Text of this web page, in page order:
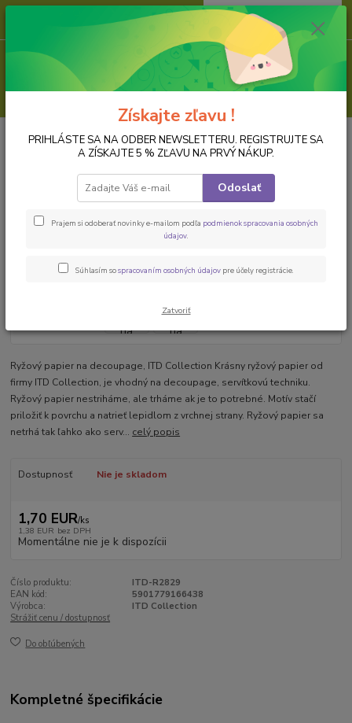
Menu
Hľadať
ks
za 0,00 EUR
Úvod PAPIER NA DECOUPAGE Ryžové papiere, formát A4
Ryžový
papier na decoupage ITD-R2829
Ryžový papier na decoupage ITD-
Ryžový papier na decoupage, ITD Collection Krásny ryžový papier od
firmy ITD Collection, je vhodný na decoupage, servítkovú techniku.
Ryžový papier nestriháme, ale trháme ak je to potrebné. Motív stačí
priložiť k povrchu a natrieť lepidlom z vrchnej strany. Ryžový papier sa
netrhá tak ľahko ako serv... celý popis
Dostupnosť Nie je skladom
1,70 EUR/ks
1,38 EUR bez DPH
Momentálne nie je k dispozícii
Číslo produktu:
ITD-R2829
EAN kód:
5901779166438
Výrobca:
ITD Collection
Strážiť cenu / dostupnosť
Do obľúbených
Kompletné špecifikácie
Získajte zľavu !
PRIHLÁSTE SA NA ODBER NEWSLETTERU. REGISTRUJTE SA
A ZÍSKAJTE 5 % ZĽAVU NA PRVÝ NÁKUP.
Odoslať
Prajem si odoberať novinky e-mailom podľa podmienok spracovania osobných
údajov.
Súhlasím sospracovaním osobných údajov pre účely registrácie.
Zatvoriť